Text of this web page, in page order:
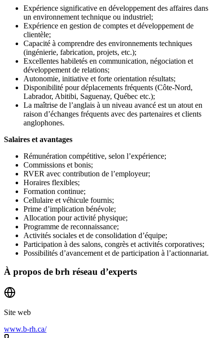
Expérience significative en développement des affaires dans
un environnement technique ou industriel;
Expérience en gestion de comptes et développement de
clientèle;
Capacité à comprendre des environnements techniques
(ingénierie, fabrication, projets, etc.);
Excellentes habiletés en communication, négociation et
développement de relations;
Autonomie, initiative et forte orientation résultats;
Disponibilité pour déplacements fréquents (Côte-Nord,
Labrador, Abitibi, Saguenay, Québec etc.);
La maîtrise de l’anglais à un niveau avancé est un atout en
raison d’échanges fréquents avec des partenaires et clients
anglophones.
Salaires et avantages
Rémunération compétitive, selon l’expérience;
Commissions et bonis;
RVER avec contribution de l’employeur;
Horaires flexibles;
Formation continue;
Cellulaire et véhicule fournis;
Prime d’implication bénévole;
Allocation pour activité physique;
Programme de reconnaissance;
Activités sociales et de consolidation d’équipe;
Participation à des salons, congrès et activités corporatives;
Possibilités d’avancement et de participation à l’actionnariat.
À propos de brh réseau d’experts
Site web
www.b-rh.ca/